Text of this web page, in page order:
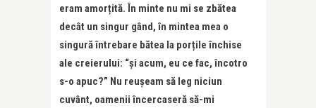
eram amorțită. În minte nu mi se zbătea
decât un singur gând, în mintea mea o
singură întrebare bătea la porțile închise
ale creierului: “și acum, eu ce fac, încotro
s-o apuc?” Nu reușeam să leg niciun
cuvânt, oamenii încercaseră să-mi